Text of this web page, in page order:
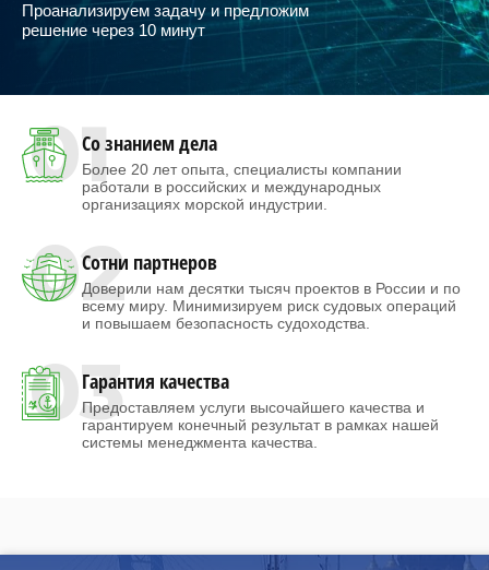
Проанализируем задачу и предложим
решение через 10 минут
01Со знанием дела
Более 20 лет опыта, специалисты компании
работали в российских и международных
организациях морской индустрии.
02Сотни партнеров
Доверили нам десятки тысяч проектов в России и по
всему миру. Минимизируем риск судовых операций
и повышаем безопасность судоходства.
03Гарантия качества
Предоставляем услуги высочайшего качества и
гарантируем конечный результат в рамках нашей
системы менеджмента качества.